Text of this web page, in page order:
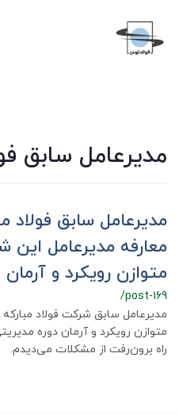
مدیرعامل سابق
مدیرعامل سابق فولاد
معارفه مدیرعامل
متوازن رویكرد و
/post-169
مدیرعامل سابق شرکت فولاد
متوازن رویكرد و آرمان دوره
راه برون‌رفت از مشکلات می‌دیدم.